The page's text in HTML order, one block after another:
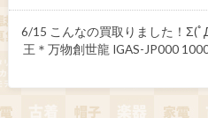
6/15 こんなの買取りました！Σ(
王＊万物創世龍 IGAS-JP000